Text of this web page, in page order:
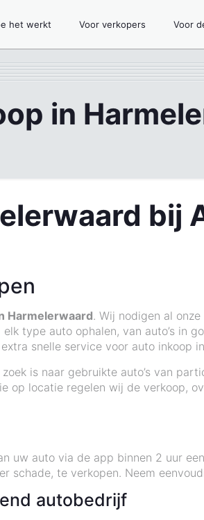
het werkt Voor verkopers Voor
in
bij
Harmelerwaard. Wij nodigen al
type auto ophalen, van auto’s in
snelle service voor auto inkoop
is naar gebruikte auto’s van
op locatie regelen wij de verkoop,
uw auto via de app binnen 2 uur
schade, te verkopen. Neem
autobedrijf